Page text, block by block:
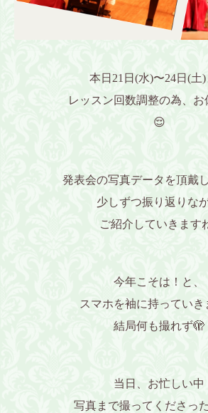
本日21日(水)〜24日(土
レッスン回数調整の為、お
😌
発表会の写真データを頂戴
少しずつ振り返りな
ご紹介していきます
今年こそは！と、
スマホを袖に持っていき
結局何も撮れず🫣
当日、お忙しい中
写真まで撮ってくださっ